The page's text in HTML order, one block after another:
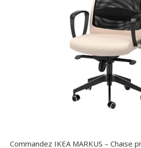
Commandez IKEA MARKUS – Chaise